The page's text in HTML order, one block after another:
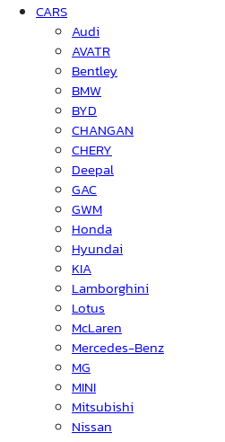
CARS
Audi
AVATR
Bentley
BMW
BYD
CHANGAN
CHERY
Deepal
GAC
GWM
Honda
Hyundai
KIA
Lamborghini
Lotus
McLaren
Mercedes-Benz
MG
MINI
Mitsubishi
Nissan